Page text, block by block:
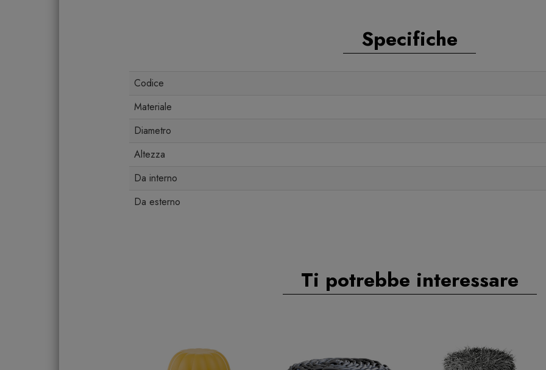
Specifiche
Codice
Materiale
Diametro
Altezza
Da interno
Da esterno
Ti potrebbe interessare